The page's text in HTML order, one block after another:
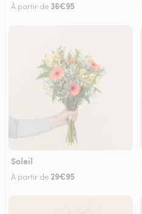
À partir de 36€95
Soleil
À partir de 29€95